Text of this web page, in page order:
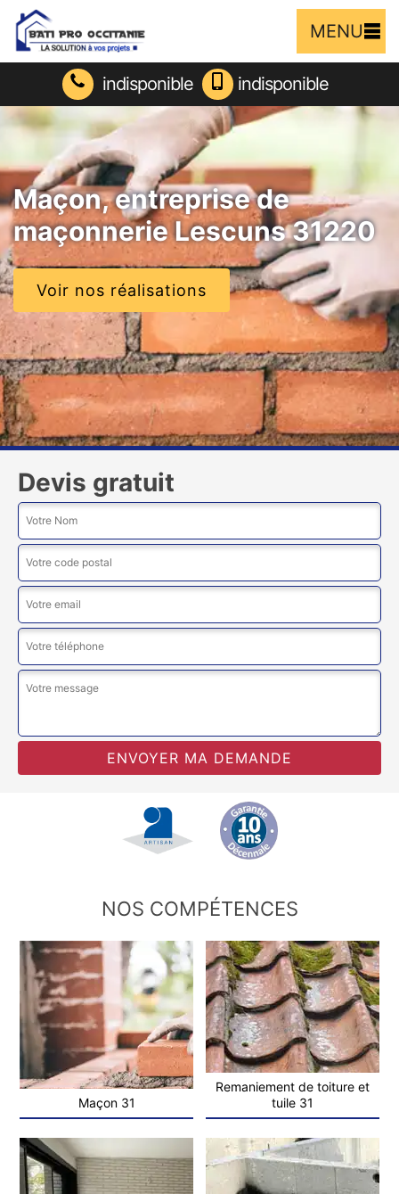
MENU
indisponible indisponible
Maçon, entreprise de
maçonnerie Lescuns 31220
Voir nos réalisations
Devis gratuit
NOS COMPÉTENCES
Maçon 31
Remaniement de toiture et
tuile 31